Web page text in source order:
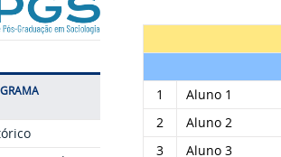
1
Aluno 1
2
Aluno 2
3
Aluno 3